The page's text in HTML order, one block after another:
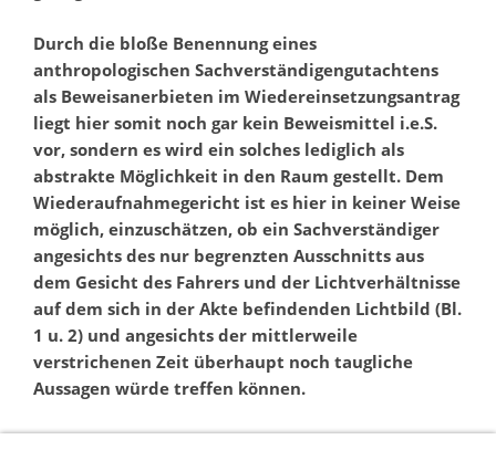
Durch die bloße Benennung eines
anthropologischen Sachverständigengutachtens
als Beweisanerbieten im Wiedereinsetzungsantrag
liegt hier somit noch gar kein Beweismittel i.e.S.
vor, sondern es wird ein solches lediglich als
abstrakte Möglichkeit in den Raum gestellt. Dem
Wiederaufnahmegericht ist es hier in keiner Weise
möglich, einzuschätzen, ob ein Sachverständiger
angesichts des nur begrenzten Ausschnitts aus
dem Gesicht des Fahrers und der Lichtverhältnisse
auf dem sich in der Akte befindenden Lichtbild (Bl.
1 u. 2) und angesichts der mittlerweile
verstrichenen Zeit überhaupt noch taugliche
Aussagen würde treffen können.